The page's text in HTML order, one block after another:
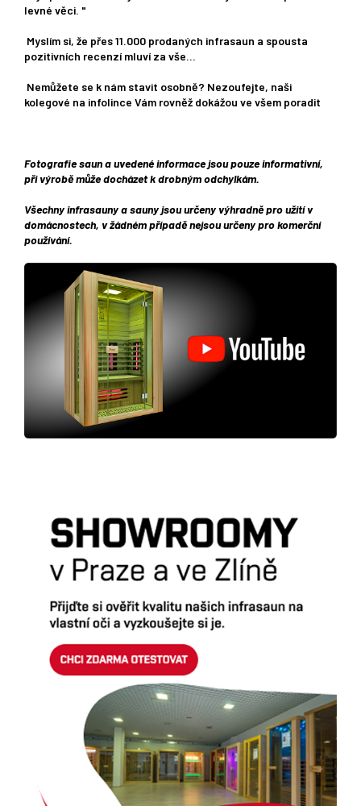
levné věci. "
Myslím si, že přes 11.000 prodaných infrasaun a spousta
pozitivních recenzí mluví za vše...
Nemůžete se k nám stavit osobně? Nezoufejte, naši
kolegové na infolince Vám rovněž dokážou ve všem poradit
Fotografie saun a uvedené informace jsou pouze informativní,
při výrobě může docházet k drobným odchylkám.
Všechny infrasauny a sauny jsou určeny výhradně pro užití v
domácnostech, v žádném případě nejsou určeny pro komerční
používání.